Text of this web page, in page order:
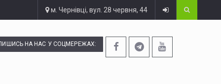
м. Чернівці, вул. 28 червня, 44
НА НАС У СОЦМЕРЕЖАХ: